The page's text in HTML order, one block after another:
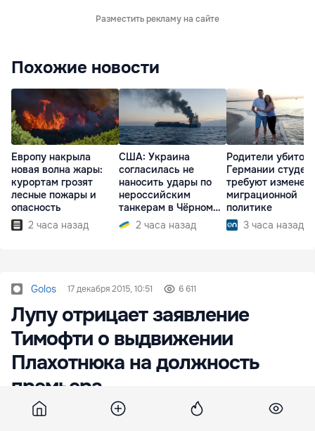
Разместить рекламу на сайте
Похожие новости
Европу накрыла
новая волна жары:
курортам грозят
лесные пожары и
опасность
2 часа назад
США: Украина
согласилась не
наносить удары по
нероссийским
танкерам в Чёрном
море2 часа назад
Родители
Германии
требуют
миграционной
политике
3 часа назад
Golos 17 декабря 2015, 10:51 6 611
Лупу отрицает заявление
Тимофти о выдвижении
Плахотнюка на должность
премьера
Лидер Демократической партии Молдовы